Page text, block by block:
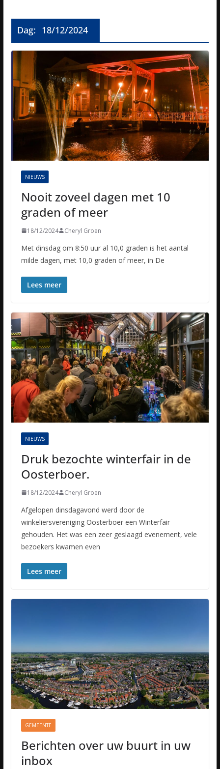
Dag: 18/12/2024
NIEUWS
Nooit zoveel dagen met 10
graden of meer
18/12/2024 Cheryl Groen
Met dinsdag om 8:50 uur al 10,0 graden is het aantal
milde dagen, met 10,0 graden of meer, in De
Lees meer
NIEUWS
Druk bezochte winterfair in de
Oosterboer.
18/12/2024 Cheryl Groen
Afgelopen dinsdagavond werd door de
winkeliersvereniging Oosterboer een Winterfair
gehouden. Het was een zeer geslaagd evenement, vele
bezoekers kwamen even
Lees meer
GEMEENTE
Berichten over uw buurt in uw
inbox